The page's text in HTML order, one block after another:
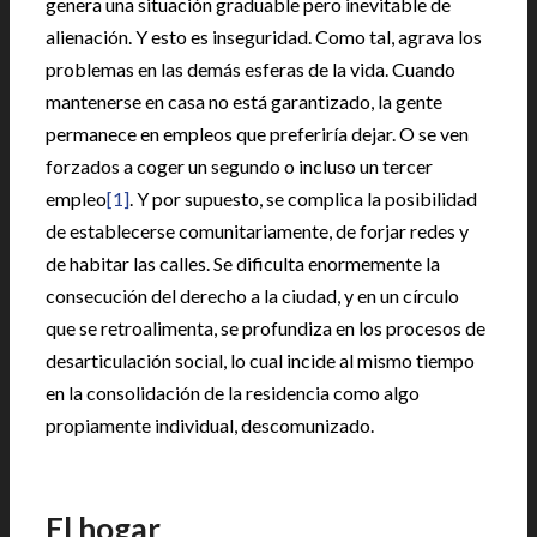
alienación. Y esto es inseguridad. Como tal, agrava los
problemas en las demás esferas de la vida. Cuando
mantenerse en casa no está garantizado, la gente
permanece en empleos que preferiría dejar. O se ven
forzados a coger un segundo o incluso un tercer
empleo[1] . Y por supuesto, se complica la posibilidad
de establecerse comunitariamente, de forjar redes y
de habitar las calles. Se dificulta enormemente la
consecución del derecho a la ciudad, y en un círculo
que se retroalimenta, se profundiza en los procesos de
desarticulación social, lo cual incide al mismo tiempo
en la consolidación de la residencia como algo
propiamente individual, descomunizado.
El hogar